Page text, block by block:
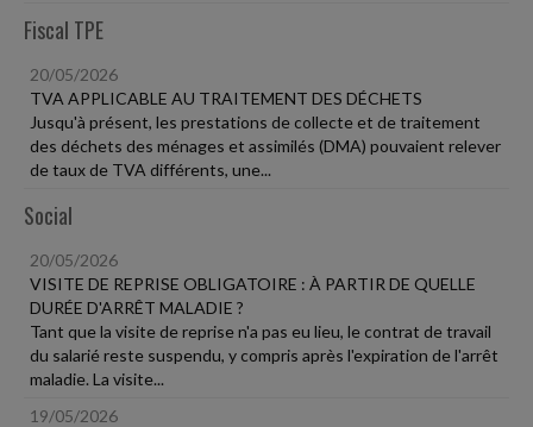
Fiscal TPE
20/05/2026
TVA APPLICABLE AU TRAITEMENT DES DÉCHETS
Jusqu'à présent, les prestations de collecte et de traitement
des déchets des ménages et assimilés (DMA) pouvaient relever
de taux de TVA différents, une...
Social
20/05/2026
VISITE DE REPRISE OBLIGATOIRE : À PARTIR DE QUELLE
DURÉE D'ARRÊT MALADIE ?
Tant que la visite de reprise n'a pas eu lieu, le contrat de travail
du salarié reste suspendu, y compris après l'expiration de l'arrêt
maladie. La visite...
19/05/2026